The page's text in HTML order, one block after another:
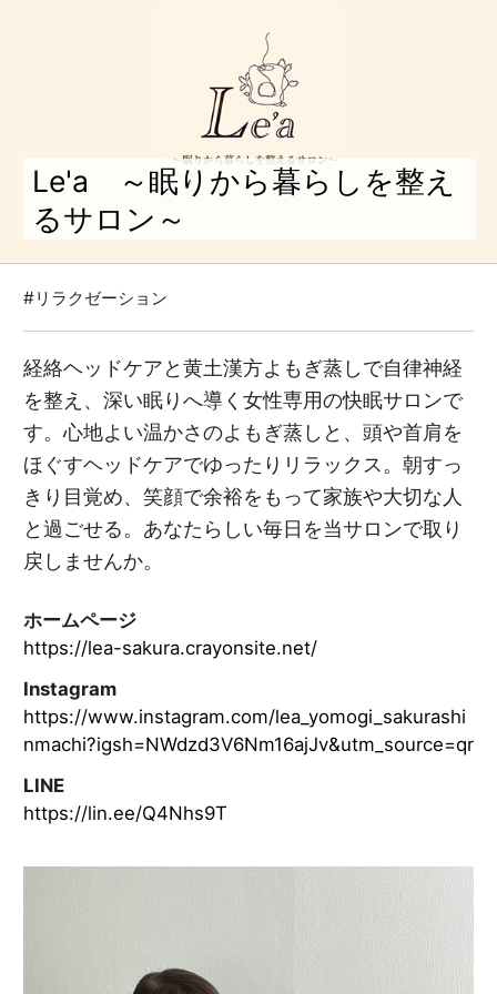
Le'a ～眠りから暮らしを整え
るサロン～
#リラクゼーション
経絡ヘッドケアと黄土漢方よもぎ蒸しで自律神経
を整え、深い眠りへ導く女性専用の快眠サロンで
す。心地よい温かさのよもぎ蒸しと、頭や首肩を
ほぐすヘッドケアでゆったりリラックス。朝すっ
きり目覚め、笑顔で余裕をもって家族や大切な人
と過ごせる。あなたらしい毎日を当サロンで取り
戻しませんか。
ホームページ
https://lea-sakura.crayonsite.net/
Instagram
https://www.instagram.com/lea_yomogi_sakurashi
nmachi?igsh=NWdzd3V6Nm16ajJv&utm_source=qr
LINE
https://lin.ee/Q4Nhs9T